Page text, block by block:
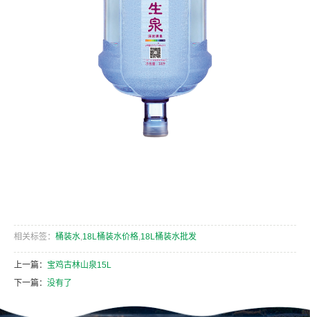
相关标签： 桶装水,18L桶装水价格,18L桶装水批发
上一篇： 宝鸡古林山泉15L
下一篇： 没有了